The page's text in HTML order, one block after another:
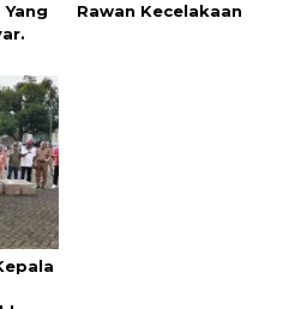
Yang
Rawan Kecelakaan